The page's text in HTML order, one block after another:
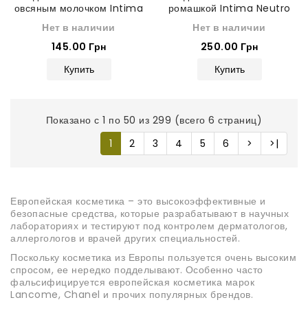
овсяным молочком Intima
Нет в наличии
145.00 Грн
Купить
ромашкой Intima Neutro
Нет в наличии
250.00 Грн
Купить
Показано с 1 по 50 из 299 (всего 6 страниц)
1
2 3 4 5 6 > >|
Европейская косметика – это высокоэффективные и
безопасные средства, которые разрабатывают в научных
лабораториях и тестируют под контролем дерматологов,
аллергологов и врачей других специальностей.
Поскольку косметика из Европы пользуется очень высоким
спросом, ее нередко подделывают. Особенно часто
фальсифицируется европейская косметика марок
Lancome, Chanel и прочих популярных брендов.